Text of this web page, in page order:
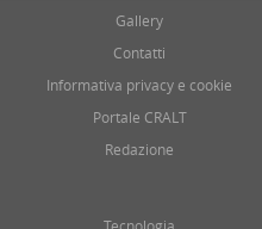
Gallery
Contatti
Informativa privacy e cookie
Portale CRALT
Redazione
Tecnologia